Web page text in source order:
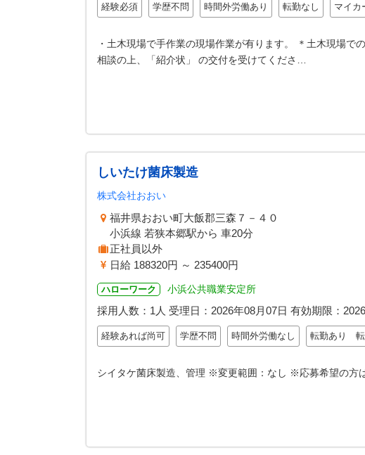
経験必須 学歴不問 時間外労働あり 転勤なし マイカ
・土木現場で手作業の現場作業が有ります。 ＊土木現場
相談の上、「紹介状」 の交付を受けてくださ…
しいたけ菌床製造
株式会社おおい
福井県おおい町大飯郡三森７－４０
小浜線 若狭本郷駅から 車20分
正社員以外
日給 188320円 ～ 235400円
ハローワーク 小浜公共職業安定所
採用人数：1人 受理日： 2026年08月07日 有効期限：
経験あれば尚可 学歴不問 時間外労働なし 転勤あり 転
シイタケ菌床製造、管理 ※変更範囲：なし ※応募希望の方